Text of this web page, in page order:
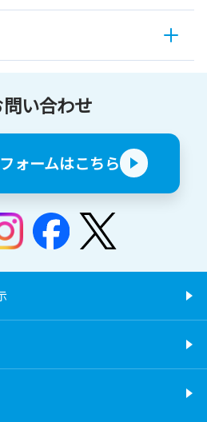
い合わせ
ォームはこちら